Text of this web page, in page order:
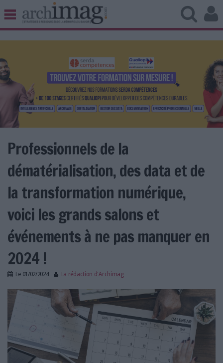
BIBLIOTHÈQUE ÉDITION
UNIVERS DATA
TRAVAIL COLLABORATIF
VIE NUMÉRIQUE
NUMÉRIQUE RESPONSABLE
LES NEWSLETTERS
LE MAGAZINE
LES BASES DE DONNÉES
L'ESPACE EMPLOI
LES LIVRES BLANCS
LES SUPPLÉMENTS
NOS OFFRES D'ABONNEMENTS
Professionnels de la
dématérialisation, des data et de
la transformation numérique,
voici les grands salons et
événements à ne pas manquer en
2024 !
Le 01/02/2024 La rédaction d'Archimag
dematerialisation-data-cloud-evenement-salon-
2022.jpg